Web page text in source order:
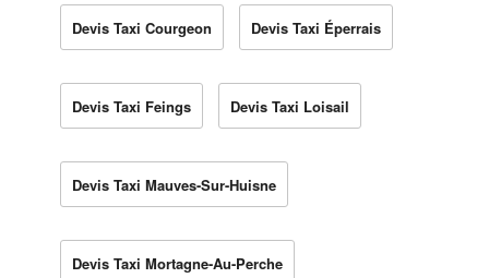
Devis Taxi Courgeon Devis Taxi Éperrais
Devis Taxi Feings Devis Taxi Loisail
Devis Taxi Mauves-Sur-Huisne
Devis Taxi Mortagne-Au-Perche